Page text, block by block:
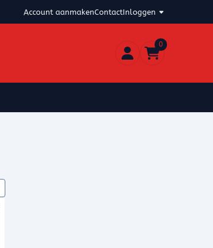
Account aanmakenContactInloggen
0